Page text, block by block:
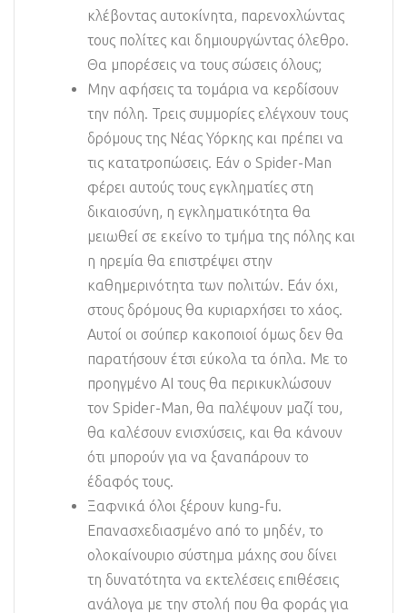
κλέβοντας αυτοκίνητα, παρενοχλώντας
τους πολίτες και δημιουργώντας όλεθρο.
Θα μπορέσεις να τους σώσεις όλους;
Μην αφήσεις τα τομάρια να κερδίσουν
την πόλη. Τρεις συμμορίες ελέγχουν τους
δρόμους της Νέας Υόρκης και πρέπει να
τις κατατροπώσεις. Εάν ο Spider-Man
φέρει αυτούς τους εγκληματίες στη
δικαιοσύνη, η εγκληματικότητα θα
μειωθεί σε εκείνο το τμήμα της πόλης και
η ηρεμία θα επιστρέψει στην
καθημερινότητα των πολιτών. Εάν όχι,
στους δρόμους θα κυριαρχήσει το χάος.
Αυτοί οι σούπερ κακοποιοί όμως δεν θα
παρατήσουν έτσι εύκολα τα όπλα. Με το
προηγμένο AI τους θα περικυκλώσουν
τον Spider-Man, θα παλέψουν μαζί του,
θα καλέσουν ενισχύσεις, και θα κάνουν
ότι μπορούν για να ξαναπάρουν το
έδαφός τους.
Ξαφνικά όλοι ξέρουν kung-fu.
Επανασχεδιασμένο από το μηδέν, το
ολοκαίνουριο σύστημα μάχης σου δίνει
τη δυνατότητα να εκτελέσεις επιθέσεις
ανάλογα με την στολή που θα φοράς για